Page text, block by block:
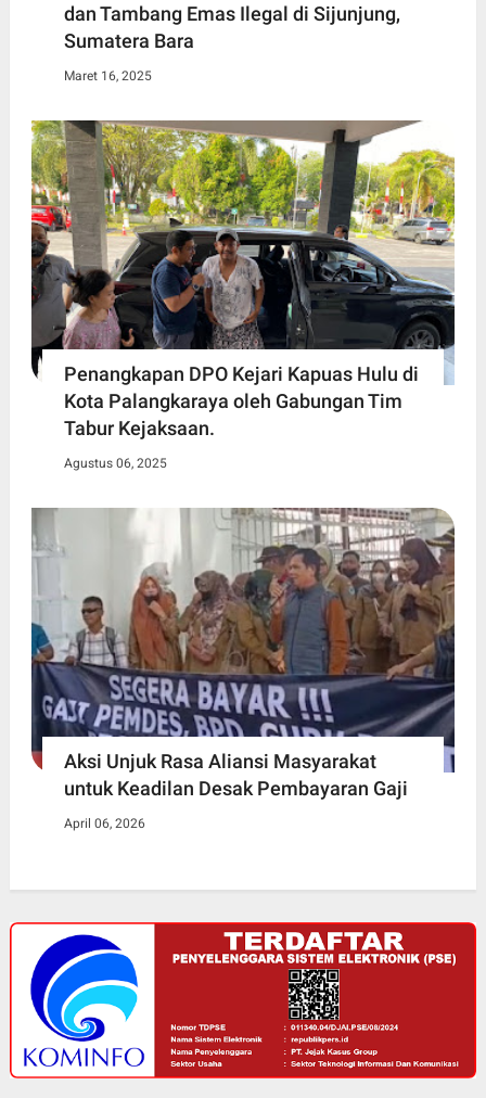
dan Tambang Emas Ilegal di Sijunjung,
Sumatera Bara
Maret 16, 2025
Penangkapan DPO Kejari Kapuas Hulu di
Kota Palangkaraya oleh Gabungan Tim
Tabur Kejaksaan.
Agustus 06, 2025
Aksi Unjuk Rasa Aliansi Masyarakat
untuk Keadilan Desak Pembayaran Gaji
April 06, 2026